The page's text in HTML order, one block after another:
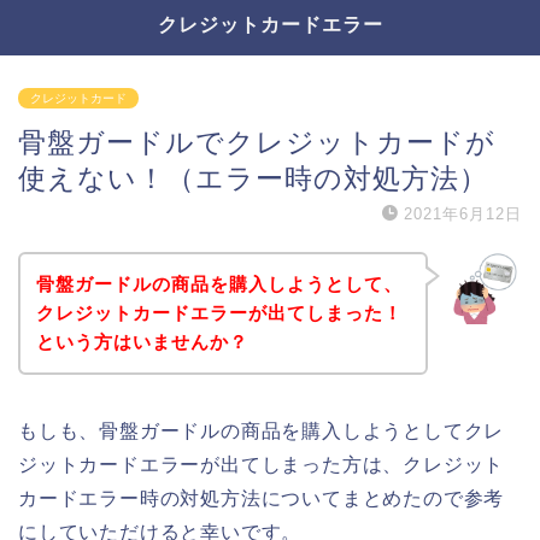
クレジットカードエラー
クレジットカード
骨盤ガードルでクレジットカードが
使えない！（エラー時の対処方法）
2021年6月12日
骨盤ガードルの商品を購入しようとして、
クレジットカードエラーが出てしまった！
という方はいませんか？
もしも、骨盤ガードルの商品を購入しようとしてクレ
ジットカードエラーが出てしまった方は、クレジット
カードエラー時の対処方法についてまとめたので参考
にしていただけると幸いです。